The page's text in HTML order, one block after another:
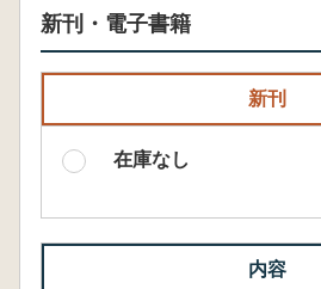
新刊・電子書籍
新刊
在庫なし
内容